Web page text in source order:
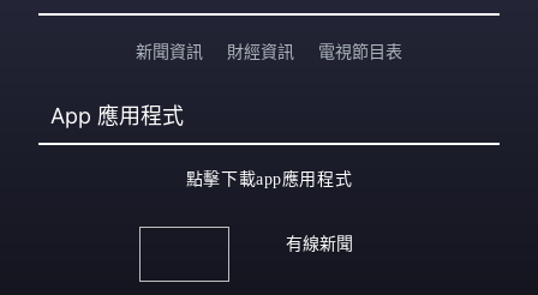
新聞資訊 財經資訊 電視節目表
App 應用程式
點擊下載app應用程式
有線新聞